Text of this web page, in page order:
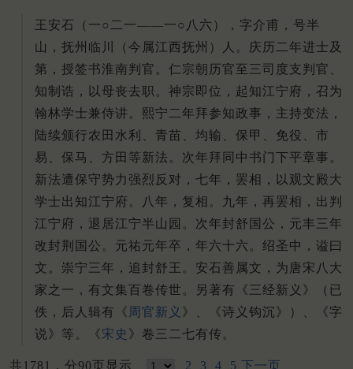
王安石（一○二一——一○八六），字介甫，号半
山，抚州临川（今属江西抚州）人。庆历二年进士及
第，授签书淮南判官。仁宗朝历官至三司度支判官、
知制诰，以母丧去职。神宗即位，起知江宁府，召为
翰林学士兼侍讲。熙宁二年拜参知政事，主持变法，
陆续颁行农田水利、青苗、均输、保甲、免役、市
易、保马、方田等新法。次年拜同中书门下平章事。
新法遭保守势力强烈反对，七年，罢相，以观文殿大
学士出知江宁府。八年，复相。九年，再罢相，出判
江宁府，退居江宁半山园。次年封舒国公，元丰三年
改封荆国公。元祐元年卒，年六十六。绍圣中，谥曰
文。崇宁三年，追封舒王。安石善属文，为唐宋八大
家之一，有文集百卷传世。另著有《三经新义》（已
佚，后人辑有《 周官新义 》、《诗义钩沉》）、《字
说》等。《宋史 》卷三二七有传。
共1781，分90页显示 2 3 4 5 下一页